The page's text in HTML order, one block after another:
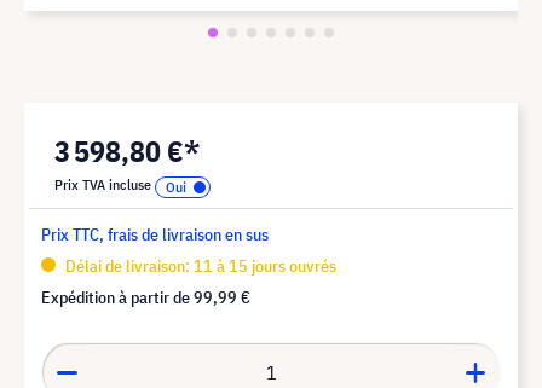
3 598,80 €*
Prix TVA incluse
Prix TTC, frais de livraison en sus
Délai de livraison: 11 à 15 jours ouvrés
Expédition à partir de99,99 €